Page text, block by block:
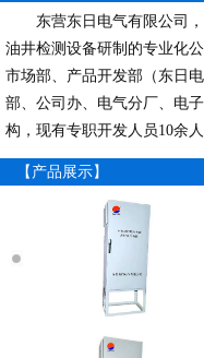
东营东日电气有限公司
油井检测设备研制的专业化
市场部、产品开发部（东日
部、公司办、电气分厂、电
构，现有专职开发人员10余
【产品展示】